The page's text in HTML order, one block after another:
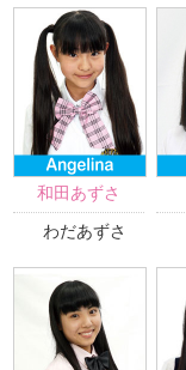
和田あずさ
わだあずさ